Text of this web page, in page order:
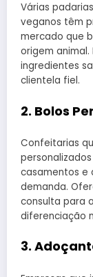
Várias
veganos têm
mercado que
origem animal.
ingredientes
clientela fiel.
2. Bolos
Confeitarias
casamentos e
demanda.
consulta para
diferenciação
3.